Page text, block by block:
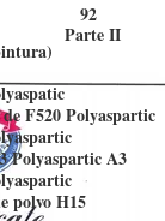
92
Parte II
F520 Polyaspartic
Polyaspartic A3
polvo H15